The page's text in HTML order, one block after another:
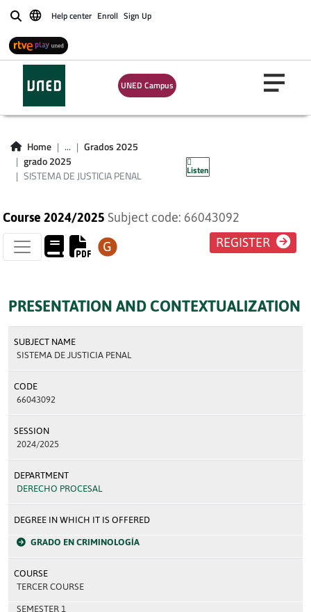
BuscarHelp center Enroll Sign Up
UNED Campus
Home ...
Grados 2025
grado 2025
SISTEMA DE JUSTICIA PENAL
Listen
SISTEMA DE
JUSTICIA PENAL
Course 2024/2025 Subject code: 66043092
REGISTER
PRESENTATION AND CONTEXTUALIZATION
SUBJECT NAME
SISTEMA DE JUSTICIA PENAL
CODE
66043092
SESSION
2024/2025
DEPARTMENT
DERECHO PROCESAL
DEGREE IN WHICH IT IS OFFERED
GRADO EN CRIMINOLOGÍA
COURSE
TERCER COURSE
SEMESTER 1